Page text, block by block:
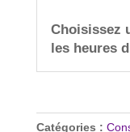
Choisissez
les heures
Catégories :